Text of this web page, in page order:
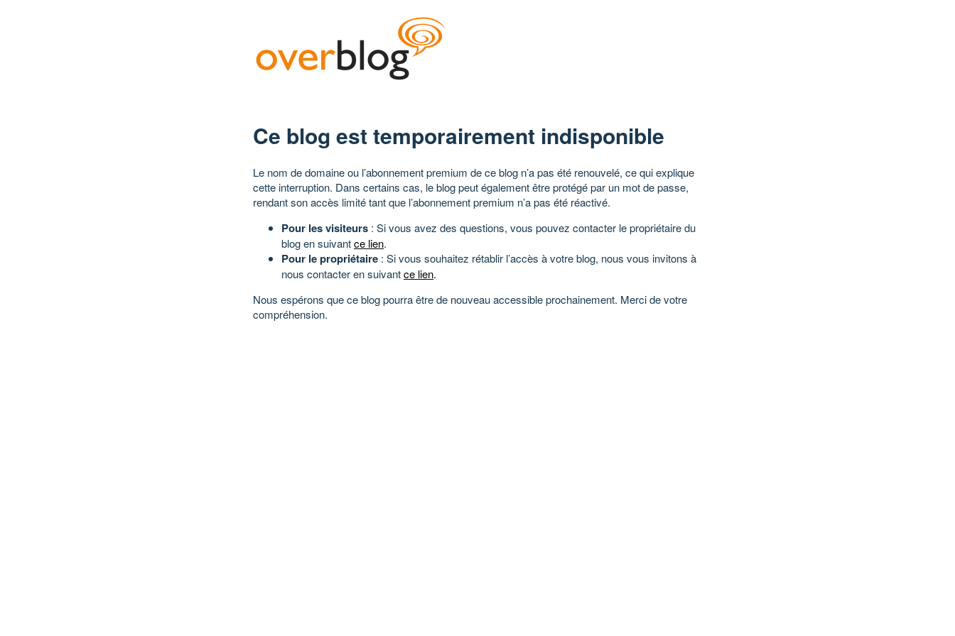
Ce blog est temporairement indisponible
Le nom de domaine ou l’abonnement premium de ce blog n’a pas été renouvelé, ce qui explique
cette interruption. Dans certains cas, le blog peut également être protégé par un mot de passe,
rendant son accès limité tant que l’abonnement premium n’a pas été réactivé.
Pour les visiteurs : Si vous avez des questions, vous pouvez contacter le propriétaire du
blog en suivantce lien.
Pour le propriétaire : Si vous souhaitez rétablir l’accès à votre blog, nous vous invitons à
nous contacter en suivantce lien.
Nous espérons que ce blog pourra être de nouveau accessible prochainement. Merci de votre
compréhension.